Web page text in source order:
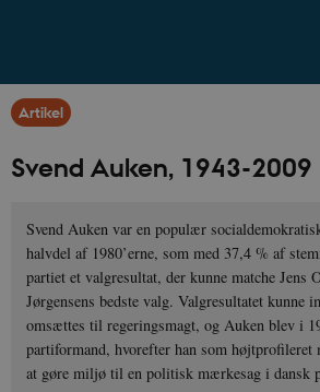
Artikel
Svend Auken, 1943-2009
Svend Auken var en populær
halvdel af 1980’erne, som med 37,4 % af
partiet et valgresultat, der kunne matche Jens
Jørgensens bedste valg. Valgresultatet kunne
omsættes til regeringsmagt, og Auken blev i
partiformand, hvorefter han som
at gøre miljø til en politisk mærkesag i dansk